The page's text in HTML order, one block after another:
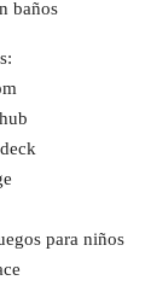
baños
para niños